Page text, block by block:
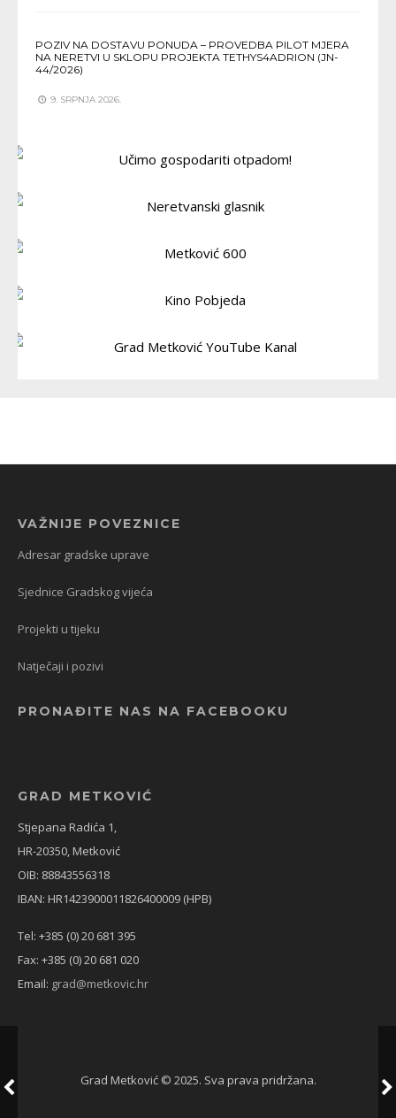
POZIV NA DOSTAVU PONUDA – PROVEDBA PILOT MJERA
NA NERETVI U SKLOPU PROJEKTA TETHYS4ADRION (JN-
44/2026)
9. SRPNJA 2026.
VAŽNIJE POVEZNICE
Adresar gradske uprave
Sjednice Gradskog vijeća
Projekti u tijeku
Natječaji i pozivi
PRONAĐITE NAS NA FACEBOOKU
GRAD METKOVIĆ
Stjepana Radića 1,
HR-20350, Metković
OIB: 88843556318
IBAN: HR1423900011826400009 (HPB)
Tel: +385 (0) 20 681 395
Fax: +385 (0) 20 681 020
Email: grad@metkovic.hr
Grad Metković © 2025. Sva prava pridržana.